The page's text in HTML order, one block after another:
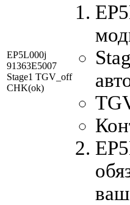
EP5L000j
91363E5007
Stage1 TGV_off
CHK(ok)